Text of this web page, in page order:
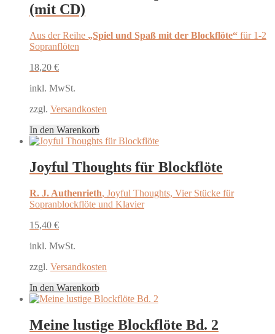
(mit CD)
Aus der Reihe „Spiel und Spaß mit der Blockflöte“ für 1-2
Sopranflöten
18,20 €
inkl. MwSt.
zzgl. Versandkosten
In den Warenkorb
Joyful Thoughts für Blockflöte
R. J. Authenrieth, Joyful Thoughts, Vier Stücke für
Sopranblockflöte und Klavier
15,40 €
inkl. MwSt.
zzgl. Versandkosten
In den Warenkorb
Meine lustige Blockflöte Bd. 2